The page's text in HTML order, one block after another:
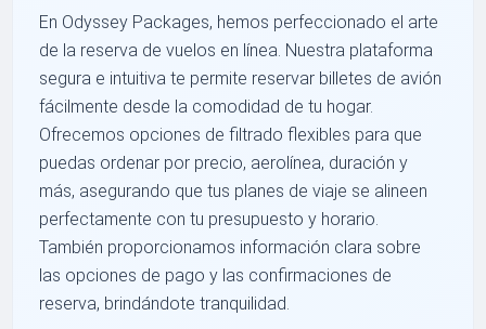
En Odyssey Packages, hemos perfeccionado el arte
de la reserva de vuelos en línea. Nuestra plataforma
segura e intuitiva te permite reservar billetes de avión
fácilmente desde la comodidad de tu hogar.
Ofrecemos opciones de filtrado flexibles para que
puedas ordenar por precio, aerolínea, duración y
más, asegurando que tus planes de viaje se alineen
perfectamente con tu presupuesto y horario.
También proporcionamos información clara sobre
las opciones de pago y las confirmaciones de
reserva, brindándote tranquilidad.